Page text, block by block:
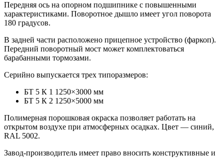
Передняя ось на опорном подшипнике с повышенными
характеристиками. Поворотное дышло имеет угол поворота
180 градусов.
В задней части расположено прицепное устройство (фаркоп).
Передний поворотный мост может комплектоваться
барабанными тормозами.
Серийно выпускается трех типоразмеров:
БТ 5 К 1 1250×3000 мм
БТ 5 К 2 1250×5000 мм
Полимерная порошковая окраска позволяет работать на
открытом воздухе при атмосферных осадках. Цвет — синий,
RAL 5002.
Завод-производитель имеет право вносить конструктивные и